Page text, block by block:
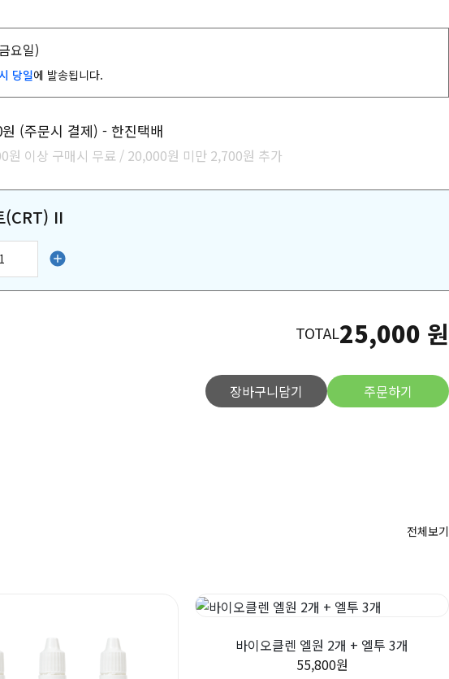
요일)
당일에 발송됩니다.
(주문시 결제) - 한진택배
원 이상 구매시 무료 / 20,000원 미만 2,700원 추가
(CRT) II
TOTAL25,000 원
장바구니담기 주문하기
전체보기
바이오클렌 엘원 2개 + 엘투 3개
55,800원